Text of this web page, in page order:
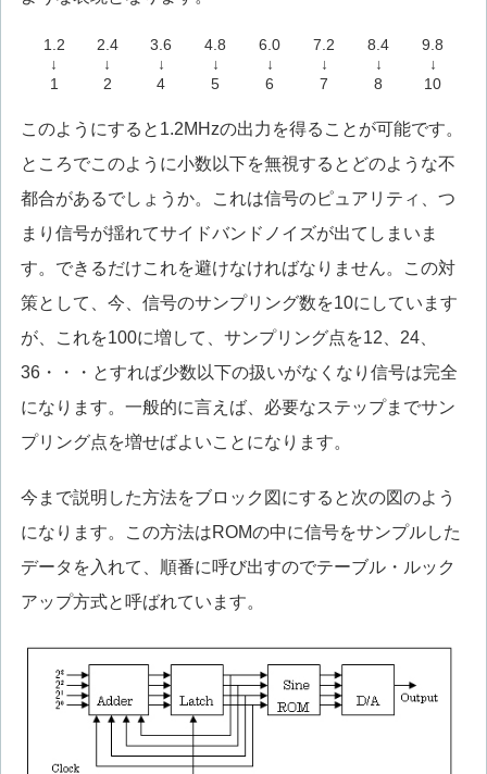
1.2 2.4 3.6 4.8 6.0 7.2 8.4
9.8
↓
↓ ↓ ↓ ↓ ↓ ↓
↓
1
2 4 5 6 7 8 10
このようにすると1.2MHzの出力を得ることが可能です。
ところでこのように小数以下を無視するとどのような不
都合があるでしょうか。これは信号のピュアリティ、つ
まり信号が揺れてサイドバンドノイズが出てしまいま
す。できるだけこれを避けなければなりません。この対
策として、今、信号のサンプリング数を10にしています
が、これを100に増して、サンプリング点を12、24、
36・・・とすれば少数以下の扱いがなくなり信号は完全
になります。一般的に言えば、必要なステップまでサン
プリング点を増せばよいことになります。
今まで説明した方法をブロック図にすると次の図のよう
になります。この方法はROMの中に信号をサンプルした
データを入れて、順番に呼び出すのでテーブル・ルック
アップ方式と呼ばれています。